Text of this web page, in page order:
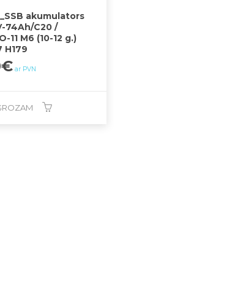
akumulators
74Ah/C20 /
11 M6 (10-12 g.)
H179
€ ar PVN